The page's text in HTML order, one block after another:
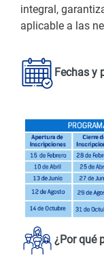
integral,
aplicable a las
Fechas y
¿Por qué